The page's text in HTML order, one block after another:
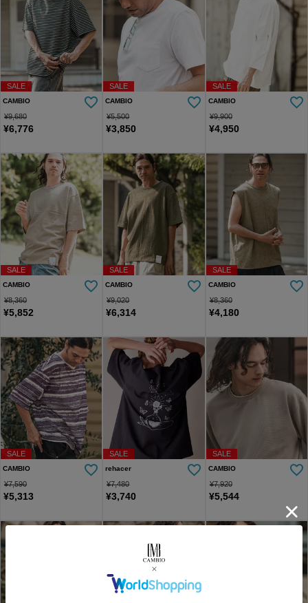
SALE
CAMBIO
¥9,680
¥6,776
SALE
CAMBIO
¥5,500
¥3,850
SALE
CAMBIO
¥9,900
¥4,950
SALE
CAMBIO
¥8,360
¥5,852
SALE
CAMBIO
¥9,020
¥6,314
SALE
CAMBIO
¥8,360
¥4,180
SALE
CAMBIO
¥7,590
¥5,313
SALE
rehacer
¥7,480
¥3,740
SALE
CAMBIO
¥7,920
¥5,544